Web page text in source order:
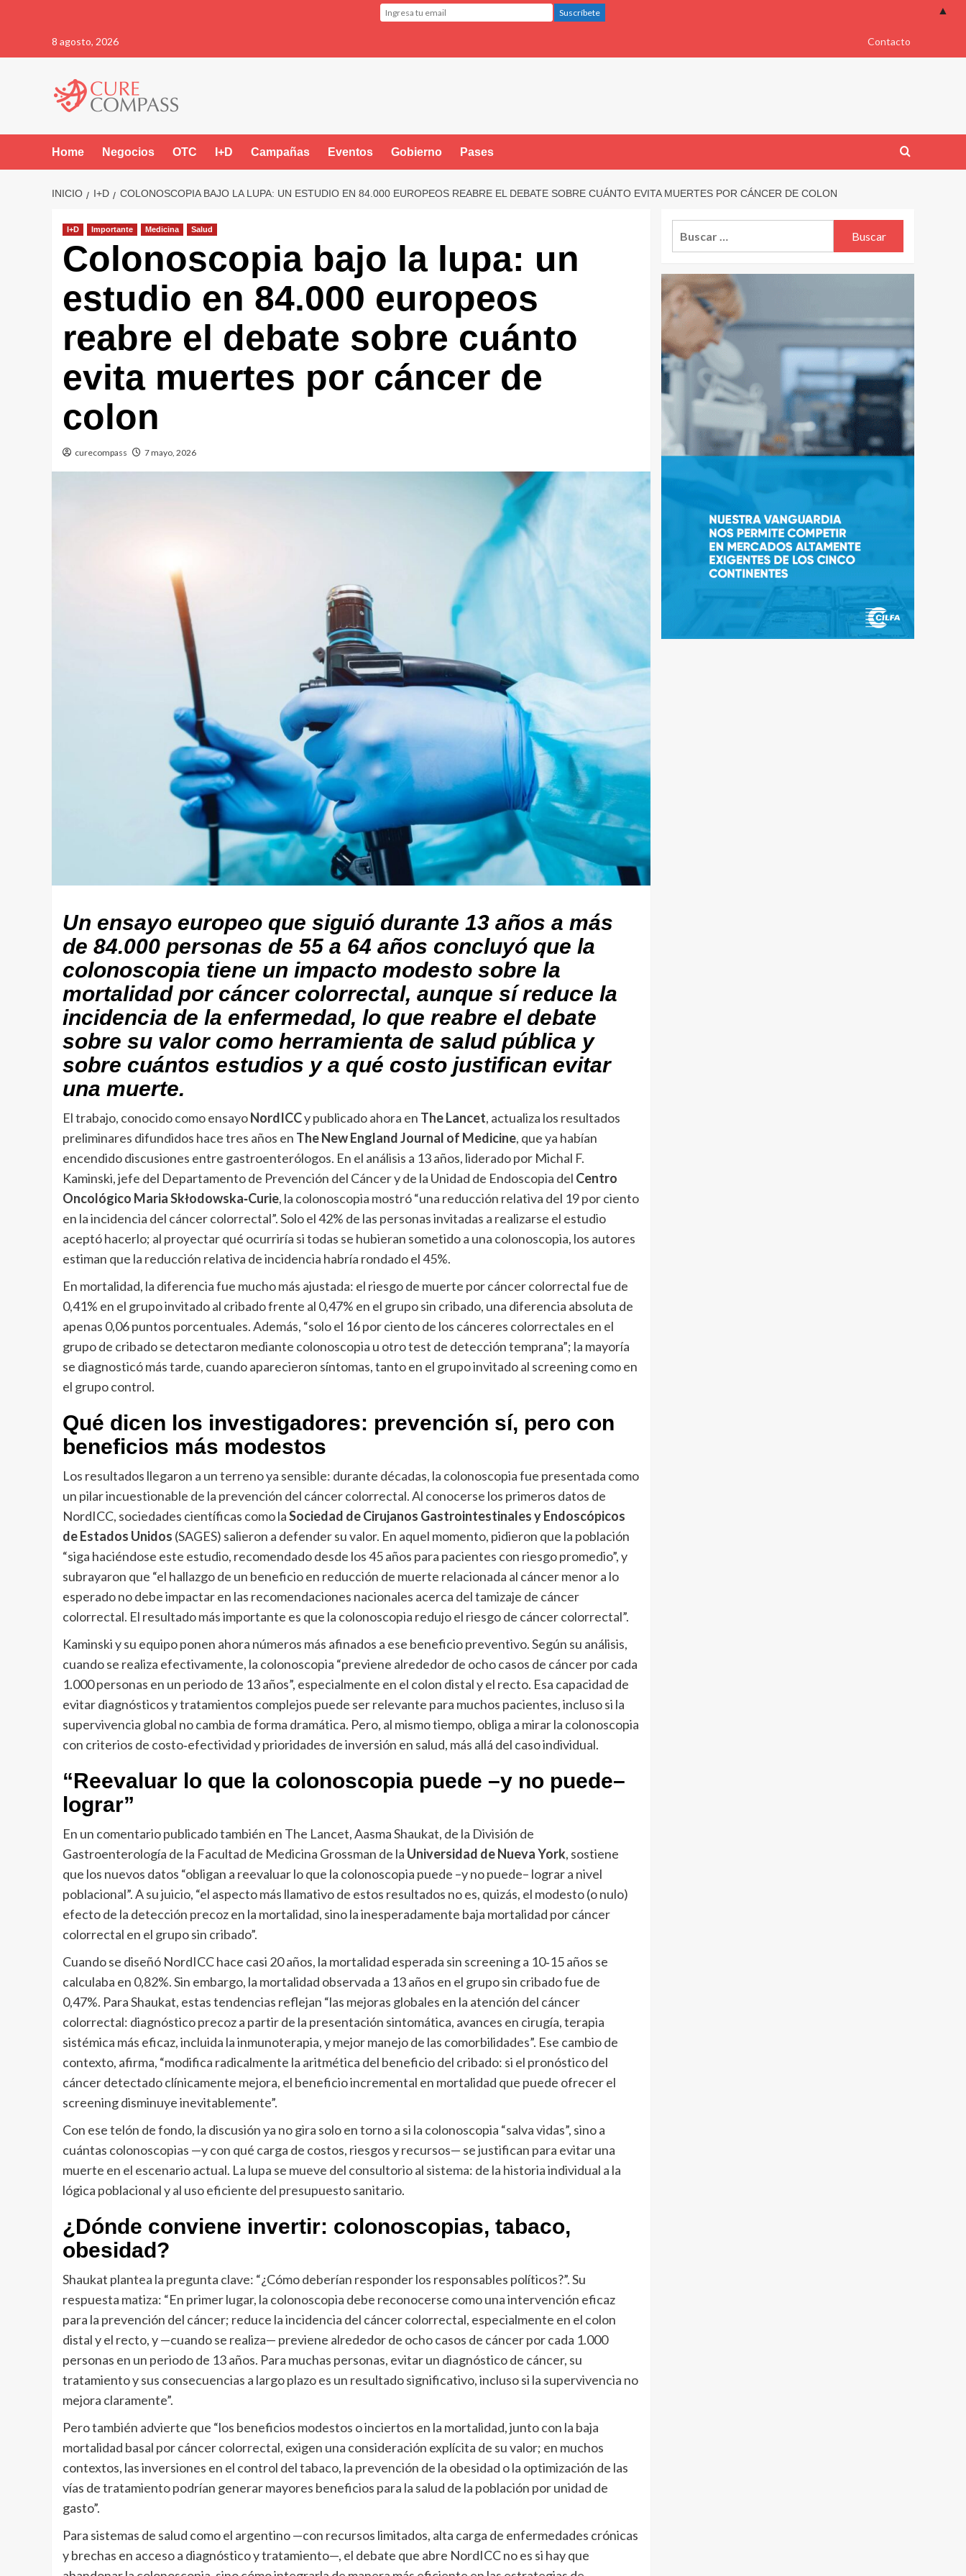
8 agosto, 2026 Contacto
Home Negocios OTC I+D Campañas Eventos Gobierno Pases
INICIO I+D COLONOSCOPIA BAJO LA LUPA: UN ESTUDIO EN 84.000 EUROPEOS REABRE EL DEBATE SOBRE CUÁNTO EVITA MUERTES POR CÁNCER DE COLON
I+D Importante Medicina Salud
Colonoscopia bajo la lupa: un
estudio en 84.000 europeos
reabre el debate sobre cuánto
evita muertes por cáncer de
colon
curecompass 7 mayo, 2026
Un ensayo europeo que siguió durante 13 años a más
de 84.000 personas de 55 a 64 años concluyó que la
colonoscopia tiene un impacto modesto sobre la
mortalidad por cáncer colorrectal, aunque sí reduce la
incidencia de la enfermedad, lo que reabre el debate
sobre su valor como herramienta de salud pública y
sobre cuántos estudios y a qué costo justifican evitar
una muerte.
El trabajo, conocido como ensayoNordICCy publicado ahora en The Lancet, actualiza los resultados
preliminares difundidos hace tres años en The New England Journal of Medicine, que ya habían
encendido discusiones entre gastroenterólogos. En el análisis a 13 años, liderado por Michal F.
Kaminski, jefe del Departamento de Prevención del Cáncer y de la Unidad de Endoscopia del Centro
Oncológico Maria Skłodowska‑Curie, la colonoscopia mostró “una reducción relativa del 19 por ciento
en la incidencia del cáncer colorrectal”. Solo el 42% de las personas invitadas a realizarse el estudio
aceptó hacerlo; al proyectar qué ocurriría si todas se hubieran sometido a una colonoscopia, los autores
estiman que la reducción relativa de incidencia habría rondado el 45%.
En mortalidad, la diferencia fue mucho más ajustada: el riesgo de muerte por cáncer colorrectal fue de
0,41% en el grupo invitado al cribado frente al 0,47% en el grupo sin cribado, una diferencia absoluta de
apenas 0,06 puntos porcentuales. Además, “solo el 16 por ciento de los cánceres colorrectales en el
grupo de cribado se detectaron mediante colonoscopia u otro test de detección temprana”; la mayoría
se diagnosticó más tarde, cuando aparecieron síntomas, tanto en el grupo invitado al screening como en
el grupo control.
Qué dicen los investigadores: prevención sí, pero con
beneficios más modestos
Los resultados llegaron a un terreno ya sensible: durante décadas, la colonoscopia fue presentada como
un pilar incuestionable de la prevención del cáncer colorrectal. Al conocerse los primeros datos de
NordICC, sociedades científicas como laSociedad de Cirujanos Gastrointestinales y Endoscópicos
de Estados Unidos (SAGES) salieron a defender su valor. En aquel momento, pidieron que la población
“siga haciéndose este estudio, recomendado desde los 45 años para pacientes con riesgo promedio”, y
subrayaron que “el hallazgo de un beneficio en reducción de muerte relacionada al cáncer menor a lo
esperado no debe impactar en las recomendaciones nacionales acerca del tamizaje de cáncer
colorrectal. El resultado más importante es que la colonoscopia redujo el riesgo de cáncer colorrectal”.
Kaminski y su equipo ponen ahora números más afinados a ese beneficio preventivo. Según su análisis,
cuando se realiza efectivamente, la colonoscopia “previene alrededor de ocho casos de cáncer por cada
1.000 personas en un periodo de 13 años”, especialmente en el colon distal y el recto. Esa capacidad de
evitar diagnósticos y tratamientos complejos puede ser relevante para muchos pacientes, incluso si la
supervivencia global no cambia de forma dramática. Pero, al mismo tiempo, obliga a mirar la colonoscopia
con criterios de costo‑efectividad y prioridades de inversión en salud, más allá del caso individual.
“Reevaluar lo que la colonoscopia puede –y no puede–
lograr”
En un comentario publicado también en The Lancet, Aasma Shaukat, de la División de
Gastroenterología de la Facultad de Medicina Grossman de la Universidad de Nueva York, sostiene
que los nuevos datos “obligan a reevaluar lo que la colonoscopia puede –y no puede– lograr a nivel
poblacional”. A su juicio, “el aspecto más llamativo de estos resultados no es, quizás, el modesto (o nulo)
efecto de la detección precoz en la mortalidad, sino la inesperadamente baja mortalidad por cáncer
colorrectal en el grupo sin cribado”.
Cuando se diseñó NordICC hace casi 20 años, la mortalidad esperada sin screening a 10‑15 años se
calculaba en 0,82%. Sin embargo, la mortalidad observada a 13 años en el grupo sin cribado fue de
0,47%. Para Shaukat, estas tendencias reflejan “las mejoras globales en la atención del cáncer
colorrectal: diagnóstico precoz a partir de la presentación sintomática, avances en cirugía, terapia
sistémica más eficaz, incluida la inmunoterapia, y mejor manejo de las comorbilidades”. Ese cambio de
contexto, afirma, “modifica radicalmente la aritmética del beneficio del cribado: si el pronóstico del
cáncer detectado clínicamente mejora, el beneficio incremental en mortalidad que puede ofrecer el
screening disminuye inevitablemente”.
Con ese telón de fondo, la discusión ya no gira solo en torno a si la colonoscopia “salva vidas”, sino a
cuántas colonoscopias —y con qué carga de costos, riesgos y recursos— se justifican para evitar una
muerte en el escenario actual. La lupa se mueve del consultorio al sistema: de la historia individual a la
lógica poblacional y al uso eficiente del presupuesto sanitario.
¿Dónde conviene invertir: colonoscopias, tabaco,
obesidad?
Shaukat plantea la pregunta clave: “¿Cómo deberían responder los responsables políticos?”. Su
respuesta matiza: “En primer lugar, la colonoscopia debe reconocerse como una intervención eficaz
para la prevención del cáncer; reduce la incidencia del cáncer colorrectal, especialmente en el colon
distal y el recto, y —cuando se realiza— previene alrededor de ocho casos de cáncer por cada 1.000
personas en un periodo de 13 años. Para muchas personas, evitar un diagnóstico de cáncer, su
tratamiento y sus consecuencias a largo plazo es un resultado significativo, incluso si la supervivencia no
mejora claramente”.
Pero también advierte que “los beneficios modestos o inciertos en la mortalidad, junto con la baja
mortalidad basal por cáncer colorrectal, exigen una consideración explícita de su valor; en muchos
contextos, las inversiones en el control del tabaco, la prevención de la obesidad o la optimización de las
vías de tratamiento podrían generar mayores beneficios para la salud de la población por unidad de
gasto”.
Para sistemas de salud como el argentino —con recursos limitados, alta carga de enfermedades crónicas
y brechas en acceso a diagnóstico y tratamiento—, el debate que abre NordICC no es si hay que
▲